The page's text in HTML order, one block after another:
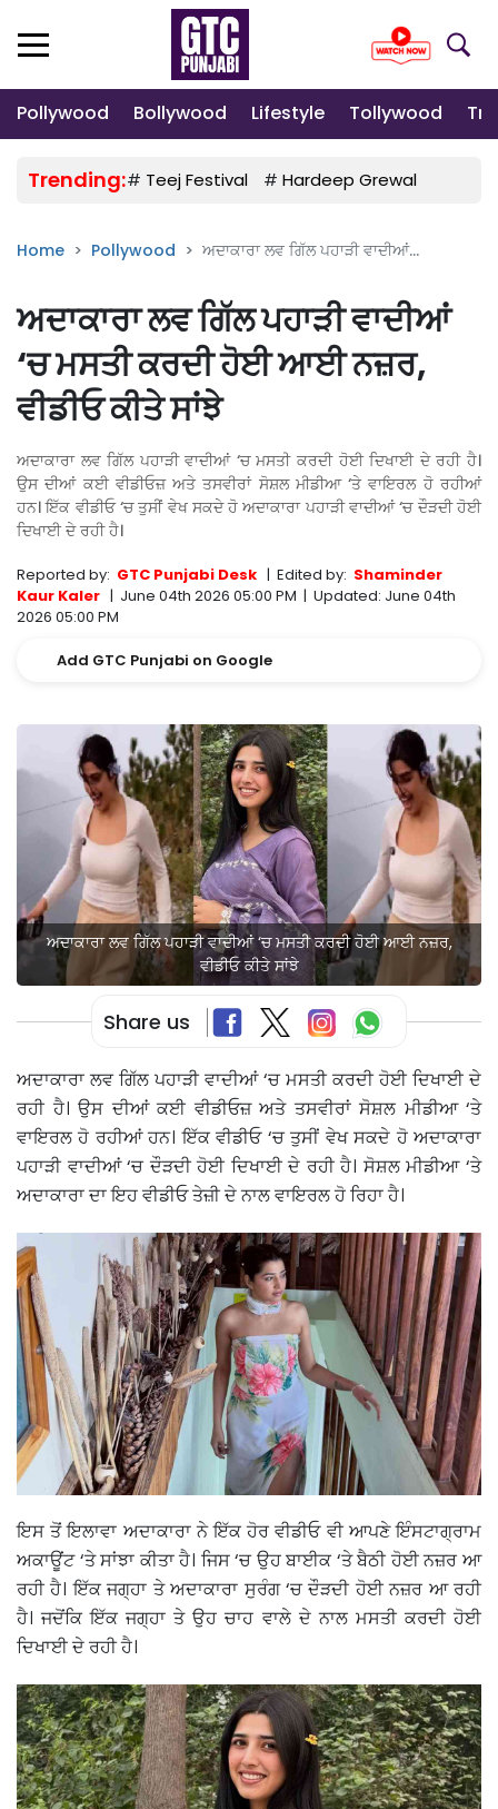
Pollywood Bollywood Lifestyle Tollywood
Trending:# Teej Festival # Hardeep Grewal
Home Pollywood ਅਦਾਕਾਰਾ ਲਵ ਗਿੱਲ ਪਹਾੜੀ ਵਾਦੀਆਂ...
ਅਦਾਕਾਰਾ ਲਵ ਗਿੱਲ ਪਹਾੜੀ ਵਾਦੀਆਂ
‘ਚ ਮਸਤੀ ਕਰਦੀ ਹੋਈ ਆਈ ਨਜ਼ਰ,
ਵੀਡੀਓ ਕੀਤੇ ਸਾਂਝੇ
ਅਦਾਕਾਰਾ ਲਵ ਗਿੱਲ ਪਹਾੜੀ ਵਾਦੀਆਂ ‘ਚ ਮਸਤੀ ਕਰਦੀ ਹੋਈ ਦਿਖਾਈ ਦੇ ਰਹੀ ਹੈ।
ਉਸ ਦੀਆਂ ਕਈ ਵੀਡੀਓਜ਼ ਅਤੇ ਤਸਵੀਰਾਂ ਸੋਸ਼ਲ ਮੀਡੀਆ ‘ਤੇ ਵਾਇਰਲ ਹੋ ਰਹੀਆਂ
ਹਨ। ਇੱਕ ਵੀਡੀਓ ‘ਚ ਤੁਸੀਂ ਵੇਖ ਸਕਦੇ ਹੋ ਅਦਾਕਾਰਾ ਪਹਾੜੀ ਵਾਦੀਆਂ ‘ਚ ਦੌੜਦੀ ਹੋਈ
ਦਿਖਾਈ ਦੇ ਰਹੀ ਹੈ।
Reported by: GTC Punjabi Desk | Edited by: Shaminder
Kaur Kaler | June 04th 2026 05:00 PM | Updated: June 04th
2026 05:00 PM
Add GTC Punjabi on Google
ਅਦਾਕਾਰਾ ਲਵ ਗਿੱਲ ਪਹਾੜੀ ਵਾਦੀਆਂ ‘ਚ ਮਸਤੀ ਕਰਦੀ ਹੋਈ ਆਈ ਨਜ਼ਰ,
ਵੀਡੀਓ ਕੀਤੇ ਸਾਂਝੇ
Share us
ਅਦਾਕਾਰਾ ਲਵ ਗਿੱਲ ਪਹਾੜੀ ਵਾਦੀਆਂ ‘ਚ ਮਸਤੀ ਕਰਦੀ ਹੋਈ ਦਿਖਾਈ ਦੇ
ਰਹੀ ਹੈ। ਉਸ ਦੀਆਂ ਕਈ ਵੀਡੀਓਜ਼ ਅਤੇ ਤਸਵੀਰਾਂ ਸੋਸ਼ਲ ਮੀਡੀਆ ‘ਤੇ
ਵਾਇਰਲ ਹੋ ਰਹੀਆਂ ਹਨ। ਇੱਕ ਵੀਡੀਓ ‘ਚ ਤੁਸੀਂ ਵੇਖ ਸਕਦੇ ਹੋ ਅਦਾਕਾਰਾ
ਪਹਾੜੀ ਵਾਦੀਆਂ ‘ਚ ਦੌੜਦੀ ਹੋਈ ਦਿਖਾਈ ਦੇ ਰਹੀ ਹੈ। ਸੋਸ਼ਲ ਮੀਡੀਆ ‘ਤੇ
ਅਦਾਕਾਰਾ ਦਾ ਇਹ ਵੀਡੀਓ ਤੇਜ਼ੀ ਦੇ ਨਾਲ ਵਾਇਰਲ ਹੋ ਰਿਹਾ ਹੈ।
ਇਸ ਤੋਂ ਇਲਾਵਾ ਅਦਾਕਾਰਾ ਨੇ ਇੱਕ ਹੋਰ ਵੀਡੀਓ ਵੀ ਆਪਣੇ ਇੰਸਟਾਗ੍ਰਾਮ
ਅਕਾਊਂਟ ‘ਤੇ ਸਾਂਝਾ ਕੀਤਾ ਹੈ। ਜਿਸ ‘ਚ ਉਹ ਬਾਈਕ ‘ਤੇ ਬੈਠੀ ਹੋਈ ਨਜ਼ਰ ਆ
ਰਹੀ ਹੈ। ਇੱਕ ਜਗ੍ਹਾ ਤੇ ਅਦਾਕਾਰਾ ਸੁਰੰਗ ‘ਚ ਦੌੜਦੀ ਹੋਈ ਨਜ਼ਰ ਆ ਰਹੀ
ਹੈ। ਜਦੋਂਕਿ ਇੱਕ ਜਗ੍ਹਾ ਤੇ ਉਹ ਚਾਹ ਵਾਲੇ ਦੇ ਨਾਲ ਮਸਤੀ ਕਰਦੀ ਹੋਈ
ਦਿਖਾਈ ਦੇ ਰਹੀ ਹੈ।